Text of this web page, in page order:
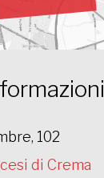
102
di Crema